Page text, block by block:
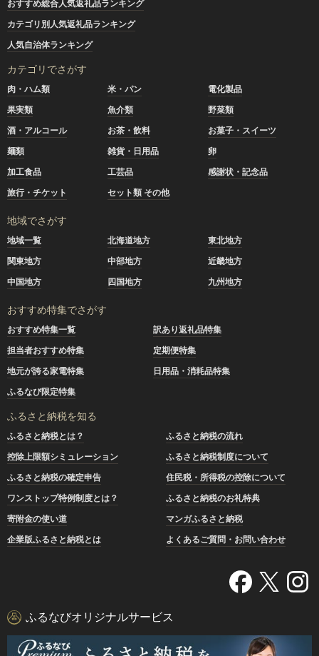
おすすめ総合人気返礼品ランキング
カテゴリ別人気返礼品ランキング
人気自治体ランキング
カテゴリでさがす
肉・ハム類 米・パン
電化製品
果実類
魚介類
野菜類
酒・アルコール
お茶・飲料
お菓子・スイーツ
麺類
雑貨・日用品
卵
加工食品
工芸品
感謝状・記念品
旅行・チケット
セット類 その他
地域でさがす
地域一覧 北海道地方
東北地方
関東地方
中部地方
近畿地方
中国地方
四国地方 九州地方
おすすめ特集でさがす
おすすめ特集一覧
訳あり返礼品特集
担当者おすすめ特集
定期便特集
地元が誇る家電特集
日用品・消耗品特集
ふるなび限定特集
ふるさと納税を知る
ふるさと納税とは？
ふるさと納税の流れ
控除上限額シミュレーション
ふるさと納税制度について
ふるさと納税の確定申告
住民税・所得税の控除について
ワンストップ特例制度とは？
ふるさと納税のお礼特典
寄附金の使い道
マンガふるさと納税
企業版ふるさと納税とは
よくあるご質問・お問い合わせ
ふるなびオリジナルサービス